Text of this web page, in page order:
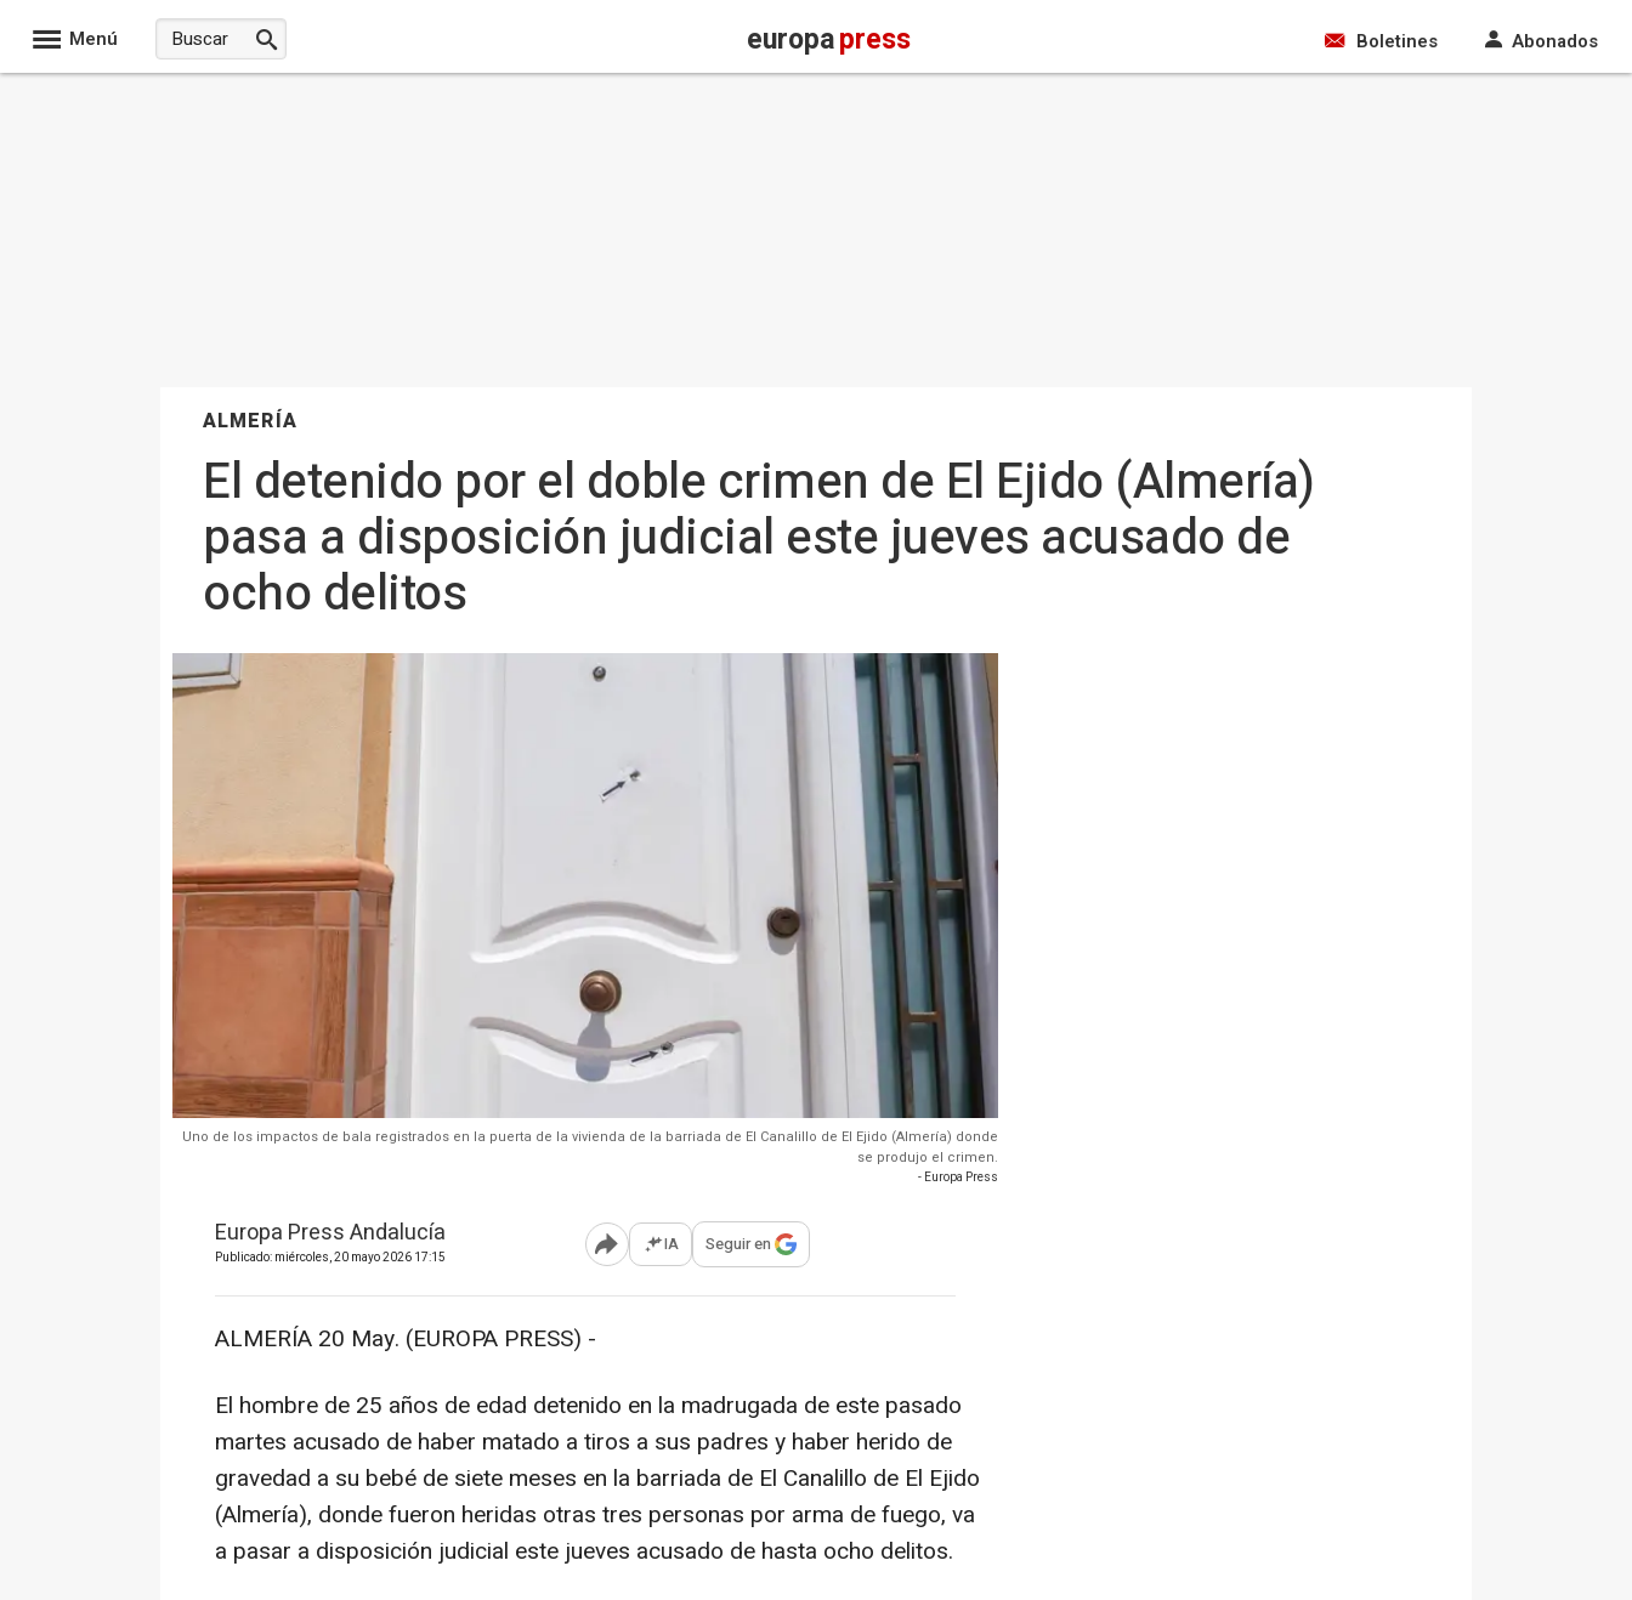
Menú europapress Boletines Abonados
ALMERÍA
El detenido por el doble crimen de El Ejido (Almería)
pasa a disposición judicial este jueves acusado de
ocho delitos
Uno de los impactos de bala registrados en la puerta de la vivienda de la barriada de El Canalillo de El Ejido (Almería) donde
se produjo el crimen.
- Europa Press
Europa Press Andalucía
Publicado: miércoles, 20 mayo 2026 17:15 Abrir opciones para compartir
IA Seguir en
ALMERÍA 20 May. (EUROPA PRESS) -
El hombre de 25 años de edad detenido en la madrugada de este pasado
martes acusado de haber matado a tiros a sus padres y haber herido de
gravedad a su bebé de siete meses en la barriada de El Canalillo de El Ejido
(Almería), donde fueron heridas otras tres personas por arma de fuego, va
a pasar a disposición judicial este jueves acusado de hasta ocho delitos.